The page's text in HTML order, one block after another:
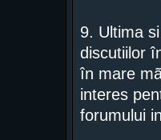
9. Ultima
discutiilor
în mare
interes
forumului